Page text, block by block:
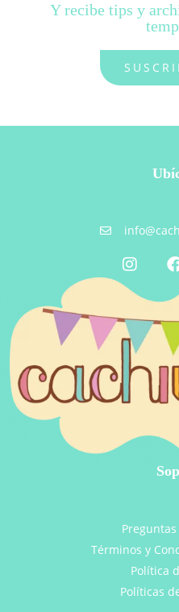
Y recibe tips y
Términos y
Política
Políticas